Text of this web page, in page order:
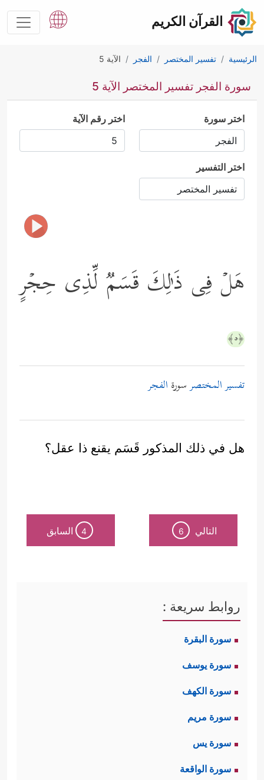
القرآن الكريم
الرئيسية تفسير المختصر الفجر الآية 5
سورة الفجر تفسير المختصر الآية 5
اختر سورة اختر رقم الآية
اختر التفسير
هَلۡ فِی ذَ ٰ⁠لِكَ قَسَمࣱ لِّذِی حِجۡرٍ
﴿٥﴾
تفسير المختصرسورة الفجر
هل في ذلك المذكور قَسَم يقنع ذا عقل؟
التالي 6
4 السابق
روابط سريعة :
سورة البقرة
سورة يوسف
سورة الكهف
سورة مريم
سورة يس
سورة الواقعة